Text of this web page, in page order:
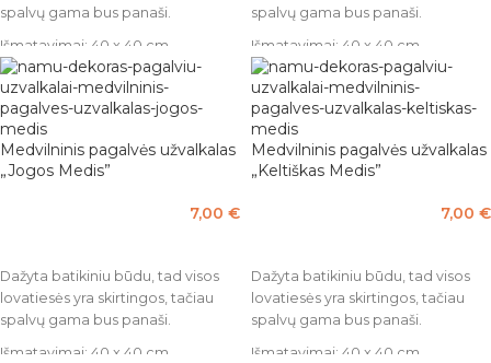
spalvų gama bus panaši.
Išmatavimai: 40 x 40 cm.
Pagaminta iš 100% medvilnės.
spalvų gama bus panaši.
Išmatavimai: 40 x 40 cm.
Pagaminta iš 100% medvilnės.
Medvilninis pagalvės užvalkalas
„Jogos Medis”
7,00 €
Dažyta batikiniu būdu, tad visos
lovatiesės yra skirtingos, tačiau
spalvų gama bus panaši.
Išmatavimai: 40 x 40 cm.
Medvilninis pagalvės užvalkalas
„Keltiškas Medis”
7,00 €
Dažyta batikiniu būdu, tad visos
lovatiesės yra skirtingos, tačiau
spalvų gama bus panaši.
Išmatavimai: 40 x 40 cm.